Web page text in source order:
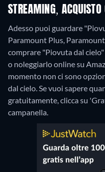
STREAMING, ACQUISTO
Adesso puoi guardare
Paramount Plus,
comprare "Piovuta dal
o noleggiarlo online su
momento non ci sono
dal cielo. Se vuoi sapere
gratuitamente, clicca su
campanella.